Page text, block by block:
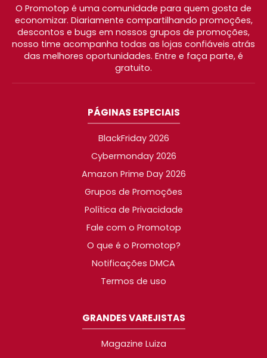
O Promotop é uma comunidade para quem gosta de
economizar. Diariamente compartilhando promoções,
descontos e bugs em nossos grupos de promoções,
nosso time acompanha todas as lojas confiáveis atrás
das melhores oportunidades. Entre e faça parte, é
gratuito.
PÁGINAS ESPECIAIS
BlackFriday 2026
Cybermonday 2026
Amazon Prime Day 2026
Grupos de Promoções
Política de Privacidade
Fale com o Promotop
O que é o Promotop?
Notificações DMCA
Termos de uso
GRANDES VAREJISTAS
Magazine Luiza